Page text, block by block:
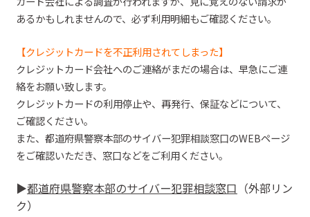
あるかもしれませんので、必ず利用明細もご確認ください。
【クレジットカードを不正利用されてしまった】
クレジットカード会社へのご連絡がまだの場合は、早急にご連
絡をお願い致します。
クレジットカードの利用停止や、再発行、保証などについて、
ご確認ください。
また、都道府県警察本部のサイバー犯罪相談窓口のWEBページ
をご確認いただき、窓口などをご利用ください。
▶︎都道府県警察本部のサイバー犯罪相談窓口 （外部リン
ク）